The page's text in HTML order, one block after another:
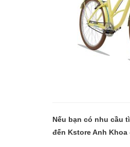
Nếu bạn có nhu cầu
đến Kstore Anh Khoa